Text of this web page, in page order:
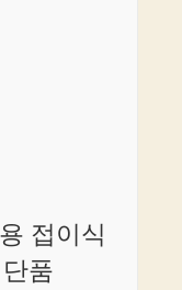
접이식
품